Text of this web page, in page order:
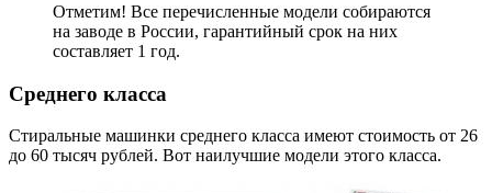
Отметим! Все перечисленные модели собираются
на заводе в России, гарантийный срок на них
составляет 1 год.
Среднего класса
Стиральные машинки среднего класса имеют стоимость от 26
до 60 тысяч рублей. Вот наилучшие модели этого класса.